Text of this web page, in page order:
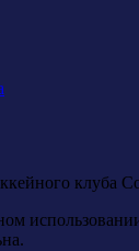
клуба